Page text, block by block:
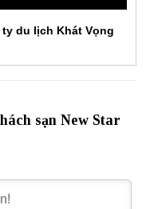
ty du lịch Khát Vọng
sạn New Star